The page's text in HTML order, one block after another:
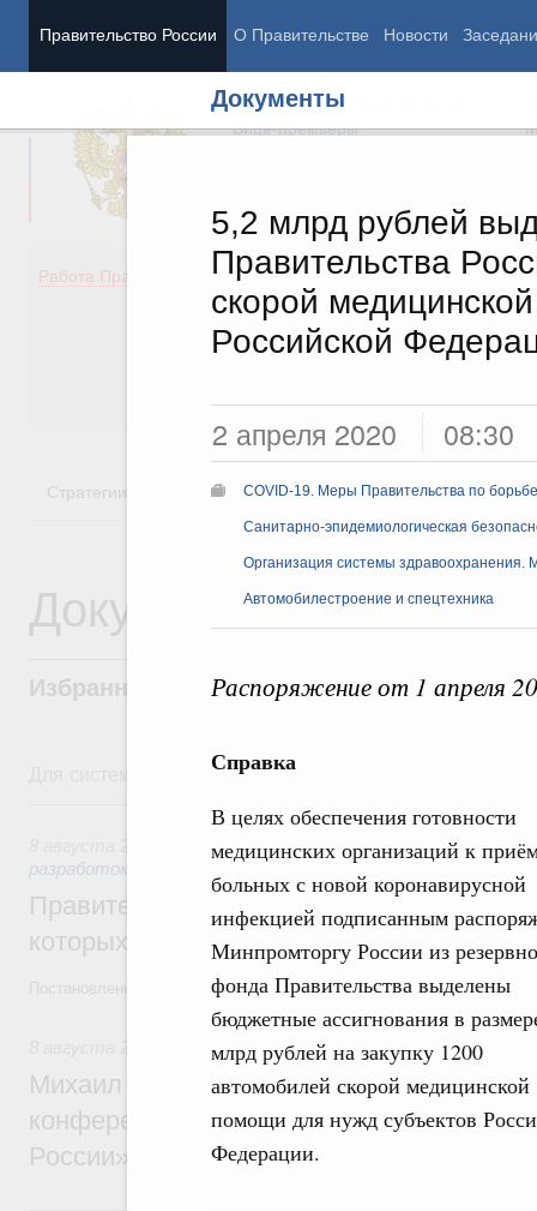
Правительство России О Правительстве Новости
Документы
5,2 млрд рублей
Правительства
скорой
Российской
2 апреля 2020 08:30
COVID-19. Меры Правительства по
Санитарно-эпидемиологическая
Организация системы здравоохранения.
Автомобилестроение и спецтехника
Распоряжение от 1 апреля
Справка
В целях обеспечения готовности
медицинских организаций к
больных с новой коронавирусной
инфекцией подписанным
Минпромторгу России из
фонда Правительства выделены
бюджетные ассигнования в
млрд рублей на закупку 1200
автомобилей скорой медицинской
помощи для нужд субъектов
Федерации.
Председатель Правительства
Вице-премьеры
Работа Правительства
Демография
Здоровье
Образование
Культура
Государство
Стратегии Государственные программы
Документы
Избранные документы со справками к
Для системного поиска перейдите в раздел "Поиск по
Государственная политика в сфере
разработок
Правительство расширило перечень
которых освобождаются от НДФЛ
Постановление от 5 августа 2026 года №978
Отрасль информационных технологий
Михаил Мишустин дал поручения по
конференции «Цифровая индустрия
России»